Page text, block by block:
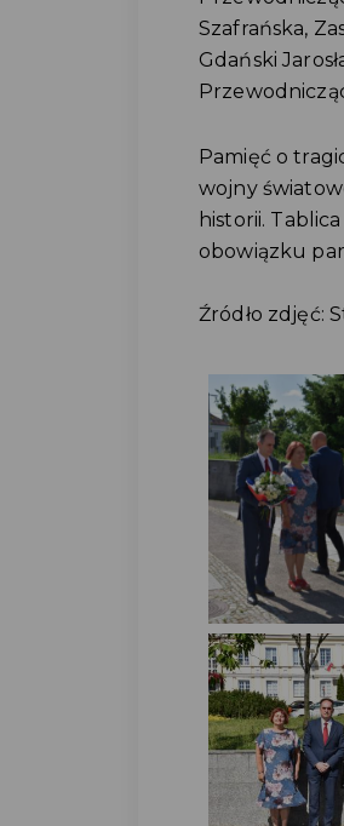
Szafrańska,
Gdański
Pamięć o
wojny
historii.
obowiązku
Źródło zdjęć: